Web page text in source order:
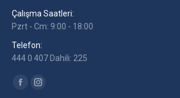
Çalışma Saatleri:
Pzrt - Cm: 9:00 - 18:00
Telefon:
444 0 407 Dahili: 225
Find us on:
FacebookInstagram